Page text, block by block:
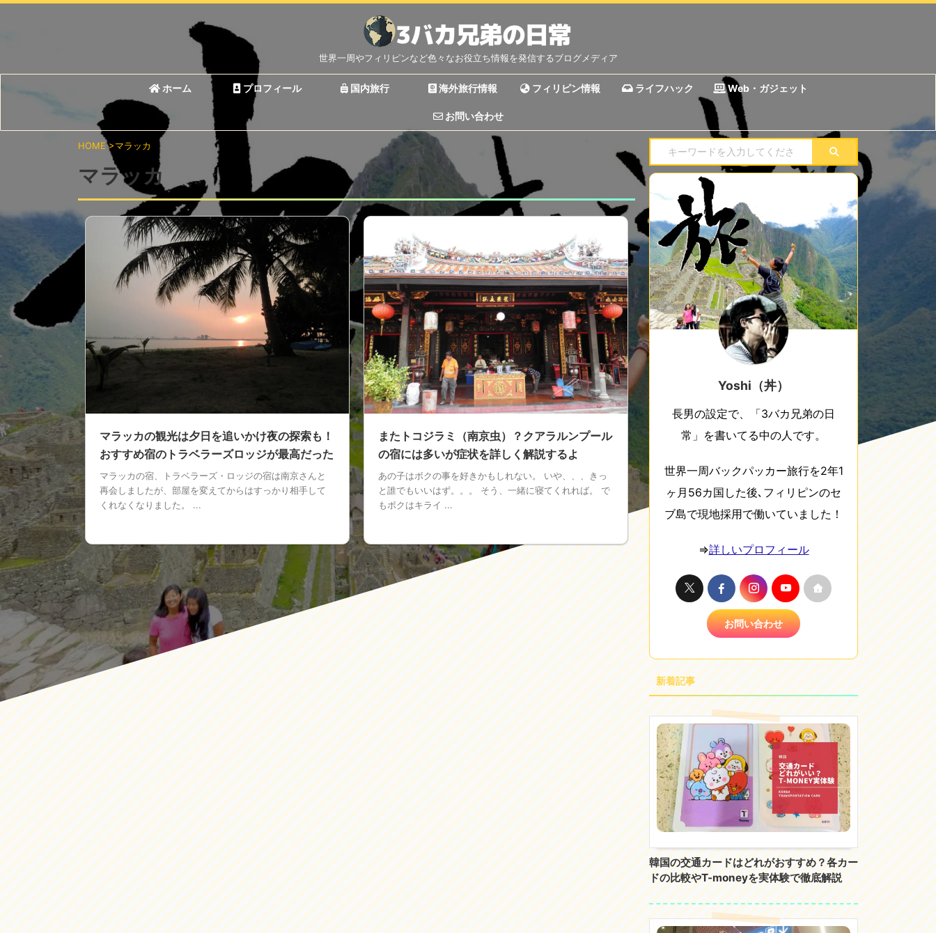
世界一周やフィリピンなど色々なお役立ち情報を発信するブログメディア
ホーム プロフィール 国内旅行 海外旅行情報 フィリピン情報 ライフハック Web・ガジェット
お問い合わせ
HOME>マラッカ
マラッカ
マラッカの観光は夕日を追いかけ夜の探索も！
おすすめ宿のトラベラーズロッジが最高だった
マラッカの宿、トラベラーズ・ロッジの宿は南京さんと
再会しましたが、部屋を変えてからはすっかり相手して
くれなくなりました。 ...
またトコジラミ（南京虫）？クアラルンプール
の宿には多いが症状を詳しく解説するよ
あの子はボクの事を好きかもしれない。 いや、、、きっ
と誰でもいいはず。。。 そう、一緒に寝てくれれば。 で
もボクはキライ ...
Yoshi（丼）
長男の設定で、「3バカ兄弟の日
常」を書いてる中の人です。
世界一周バックパッカー旅行を2年1
ヶ月56カ国した後､フィリピンのセ
ブ島で現地採用で働いていました！
⇒詳しいプロフィール
お問い合わせ
新着記事
韓国の交通カードはどれがおすすめ？各カー
ドの比較やT-moneyを実体験で徹底解説